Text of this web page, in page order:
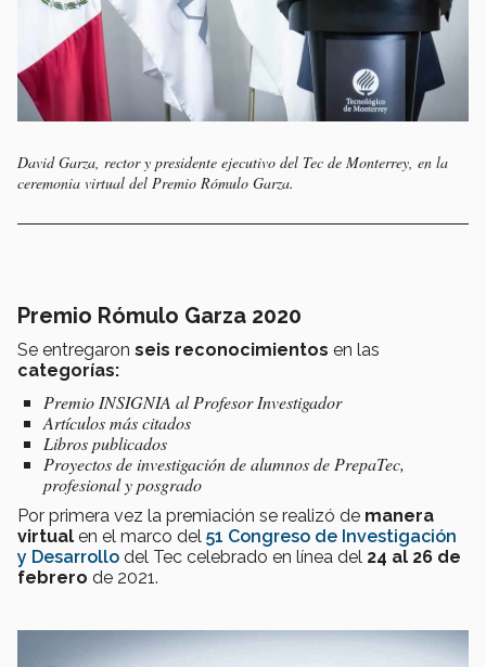
David Garza, rector y presidente ejecutivo del Tec de Monterrey, en la
ceremonia virtual del Premio Rómulo Garza.
Premio Rómulo Garza 2020
Se entregaron seis reconocimientos en las
categorías:
Premio INSIGNIA al Profesor Investigador
Artículos más citados
Libros publicados
Proyectos de investigación de alumnos de PrepaTec,
profesional y posgrado
Por primera vez la premiación se realizó de manera
virtual en el marco del 51 Congreso de Investigación
y Desarrollo del Tec celebrado en línea del 24 al 26 de
febrero de 2021.